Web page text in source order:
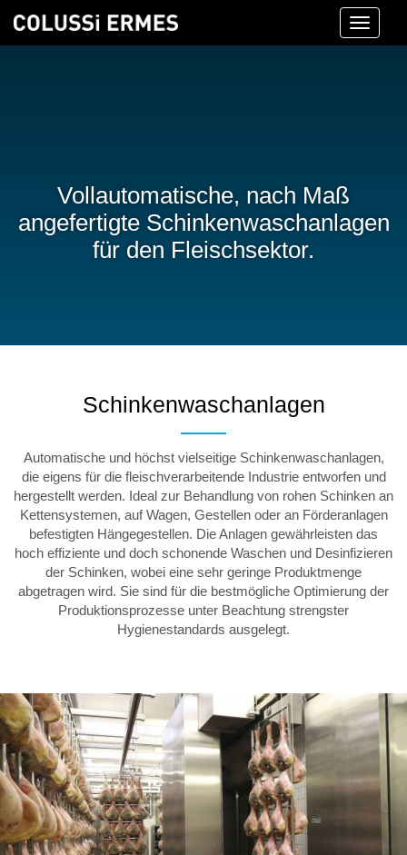
Toggle
Vollautomatische, nach Maß
angefertigte Schinkenwaschanlagen
für den Fleischsektor.
Schinkenwaschanlagen
Automatische und höchst vielseitige Schinkenwaschanlagen,
die eigens für die fleischverarbeitende Industrie entworfen und
hergestellt werden. Ideal zur Behandlung von rohen Schinken an
Kettensystemen, auf Wagen, Gestellen oder an Förderanlagen
befestigten Hängegestellen. Die Anlagen gewährleisten das
hoch effiziente und doch schonende Waschen und Desinfizieren
der Schinken, wobei eine sehr geringe Produktmenge
abgetragen wird. Sie sind für die bestmögliche Optimierung der
Produktionsprozesse unter Beachtung strengster
Hygienestandards ausgelegt.